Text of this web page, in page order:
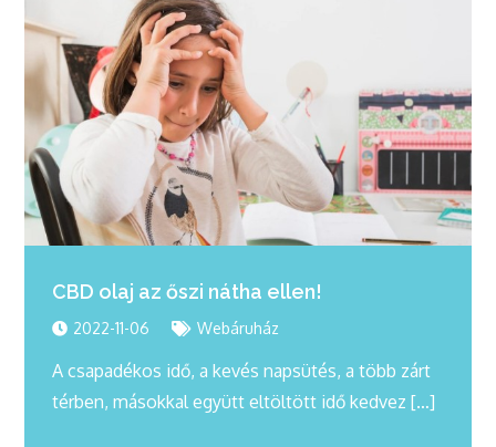
CBD olaj az őszi nátha ellen!
2022-11-06 Webáruház
A csapadékos idő, a kevés napsütés, a több zárt
térben, másokkal együtt eltöltött idő kedvez […]